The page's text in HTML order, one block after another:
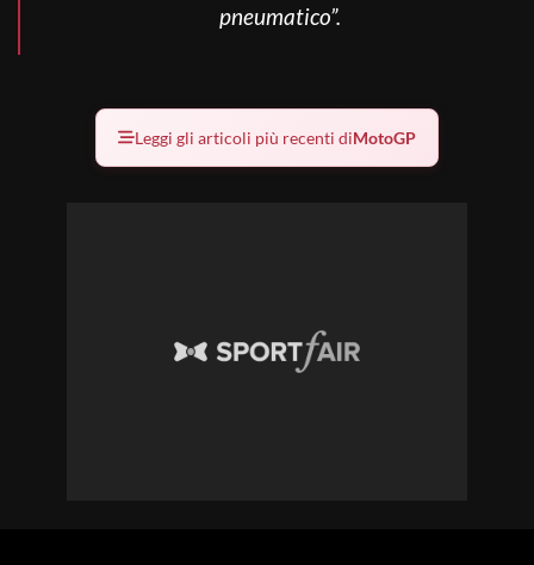
pneumatico”.
Leggi gli articoli più recenti diMotoGP